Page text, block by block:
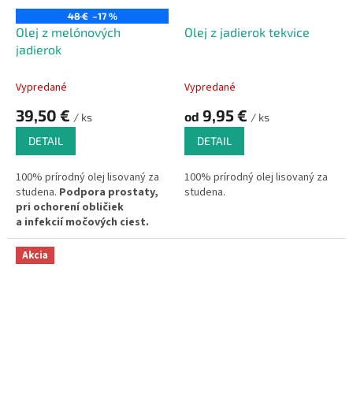
48 € –17 %
Olej z melónových
jadierok
Vypredané
39,50 € / ks
DETAIL
100% prírodný olej lisovaný za
studena. Podpora prostaty,
pri ochorení obličiek
a infekcií močových ciest.
Olej z jadierok tekvice
Vypredané
od 9,95 € / ks
DETAIL
100% prírodný olej lisovaný za
studena.
Akcia